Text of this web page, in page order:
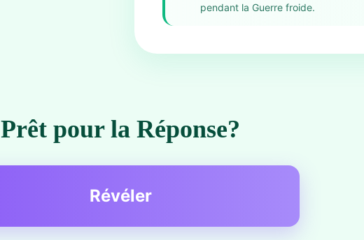
pendant la Guerre froide.
Prêt pour la Réponse?
Révéler